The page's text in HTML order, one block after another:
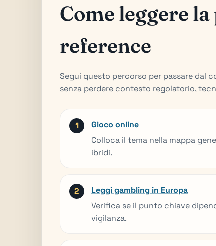
Come leggere
reference
Segui questo percorso per passare dal
senza perdere contesto regolatorio,
Gioco online
Colloca il tema nella mappa
ibridi.
Leggi gambling in Europa
Verifica se il punto chiave
vigilanza.